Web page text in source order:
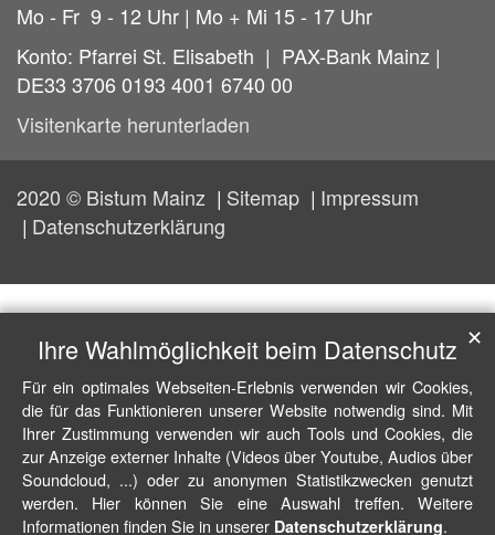
Mo - Fr 9 - 12 Uhr | Mo + Mi 15 - 17 Uhr
Konto: Pfarrei St. Elisabeth | PAX-Bank Mainz |
DE33 3706 0193 4001 6740 00
Visitenkarte herunterladen
2020 © Bistum Mainz Sitemap
Impressum
Datenschutzerklärung
Ihre Wahlmöglichkeit beim Datenschutz
Für ein optimales Webseiten-Erlebnis verwenden wir Cookies,
die für das Funktionieren unserer Website notwendig sind. Mit
Ihrer Zustimmung verwenden wir auch Tools und Cookies, die
zur Anzeige externer Inhalte (Videos über Youtube, Audios über
Soundcloud, ...) oder zu anonymen Statistikzwecken genutzt
werden. Hier können Sie eine Auswahl treffen. Weitere
Informationen finden Sie in unserer Datenschutzerklärung.
✕